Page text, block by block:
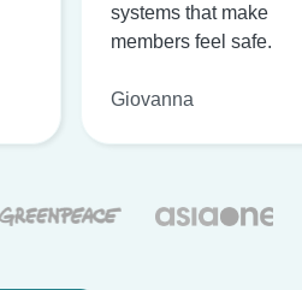
systems that make
members feel safe.
Giovanna